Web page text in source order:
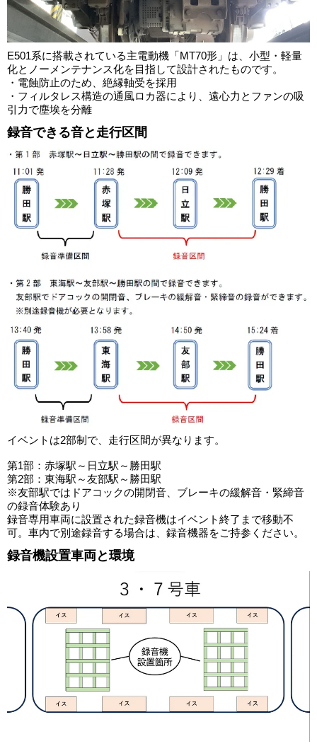
E501系に搭載されている主電動機「MT70形」は、小型・軽量
化とノーメンテナンス化を目指して設計されたものです。
・電蝕防止のため、絶縁軸受を採用
・フィルタレス構造の通風ロカ器により、遠心力とファンの吸
引力で塵埃を分離
録音できる音と走行区間
イベントは2部制で、走行区間が異なります。
第1部：赤塚駅～日立駅～勝田駅
第2部：東海駅～友部駅～勝田駅
※友部駅ではドアコックの開閉音、ブレーキの緩解音・緊締音
の録音体験あり
録音専用車両に設置された録音機はイベント終了まで移動不
可。車内で別途録音する場合は、録音機器をご持参ください。
録音機設置車両と環境